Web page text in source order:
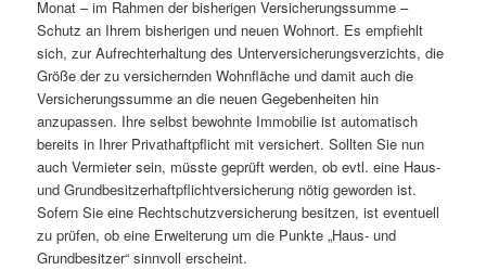
Monat – im Rahmen der bisherigen Versicherungssumme –
Schutz an Ihrem bisherigen und neuen Wohnort. Es empfiehlt
sich, zur Aufrechterhaltung des Unterversicherungsverzichts, die
Größe der zu versichernden Wohnfläche und damit auch die
Versicherungssumme an die neuen Gegebenheiten hin
anzupassen. Ihre selbst bewohnte Immobilie ist automatisch
bereits in Ihrer Privathaftpflicht mit versichert. Sollten Sie nun
auch Vermieter sein, müsste geprüft werden, ob evtl. eine Haus-
und Grundbesitzerhaftpflichtversicherung nötig geworden ist.
Sofern Sie eine Rechtschutzversicherung besitzen, ist eventuell
zu prüfen, ob eine Erweiterung um die Punkte „Haus- und
Grundbesitzer“ sinnvoll erscheint.